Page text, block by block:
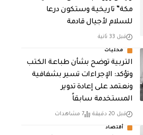
مكة” تاريخية وستكون درعا
للسلام لأجيال قادمة
قبل 33 ثانية
محليات
التربية توضح بشأن طباعة الكتب
وتؤكد: الإجراءات تسير بشفافية
ونعتمد على إعادة تدوير
المستخدمة سابقاً
قبل 20 دقيقة 7 مشاهدات
أقتصاد